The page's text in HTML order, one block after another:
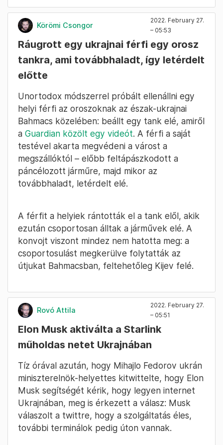
Körömi Csongor
2022. February 27.
– 05:53
Ráugrott egy ukrajnai férfi egy orosz
tankra, ami továbbhaladt, így letérdelt
előtte
Unortodox módszerrel próbált ellenállni egy
helyi férfi az oroszoknak az észak-ukrajnai
Bahmacs közelében: beállt egy tank elé, amiről
a Guardian közölt egy videót. A férfi a saját
testével akarta megvédeni a várost a
megszállóktól – előbb feltápászkodott a
páncélozott járműre, majd mikor az
továbbhaladt, letérdelt elé.
A férfit a helyiek rántották el a tank elől, akik
ezután csoportosan álltak a járművek elé. A
konvojt viszont mindez nem hatotta meg: a
csoportosulást megkerülve folytatták az
útjukat Bahmacsban, feltehetőleg Kijev felé.
Rovó Attila
2022. February 27.
– 05:51
Elon Musk aktiválta a Starlink
műholdas netet Ukrajnában
Tíz órával azután, hogy Mihajlo Fedorov ukrán
miniszterelnök-helyettes kitwittelte, hogy Elon
Musk segítségét kérik, hogy legyen internet
Ukrajnában, meg is érkezett a válasz: Musk
válaszolt a twittre, hogy a szolgáltatás éles,
további terminálok pedig úton vannak.